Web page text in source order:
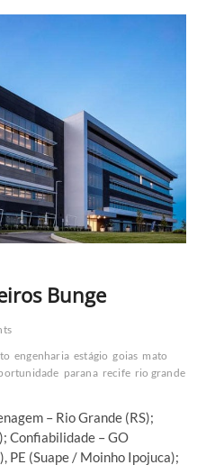
Bunge
engenharia estágio goias mato
parana recife rio grande
– Rio Grande (RS);
Confiabilidade – GO
PE (Suape / Moinho Ipojuca);